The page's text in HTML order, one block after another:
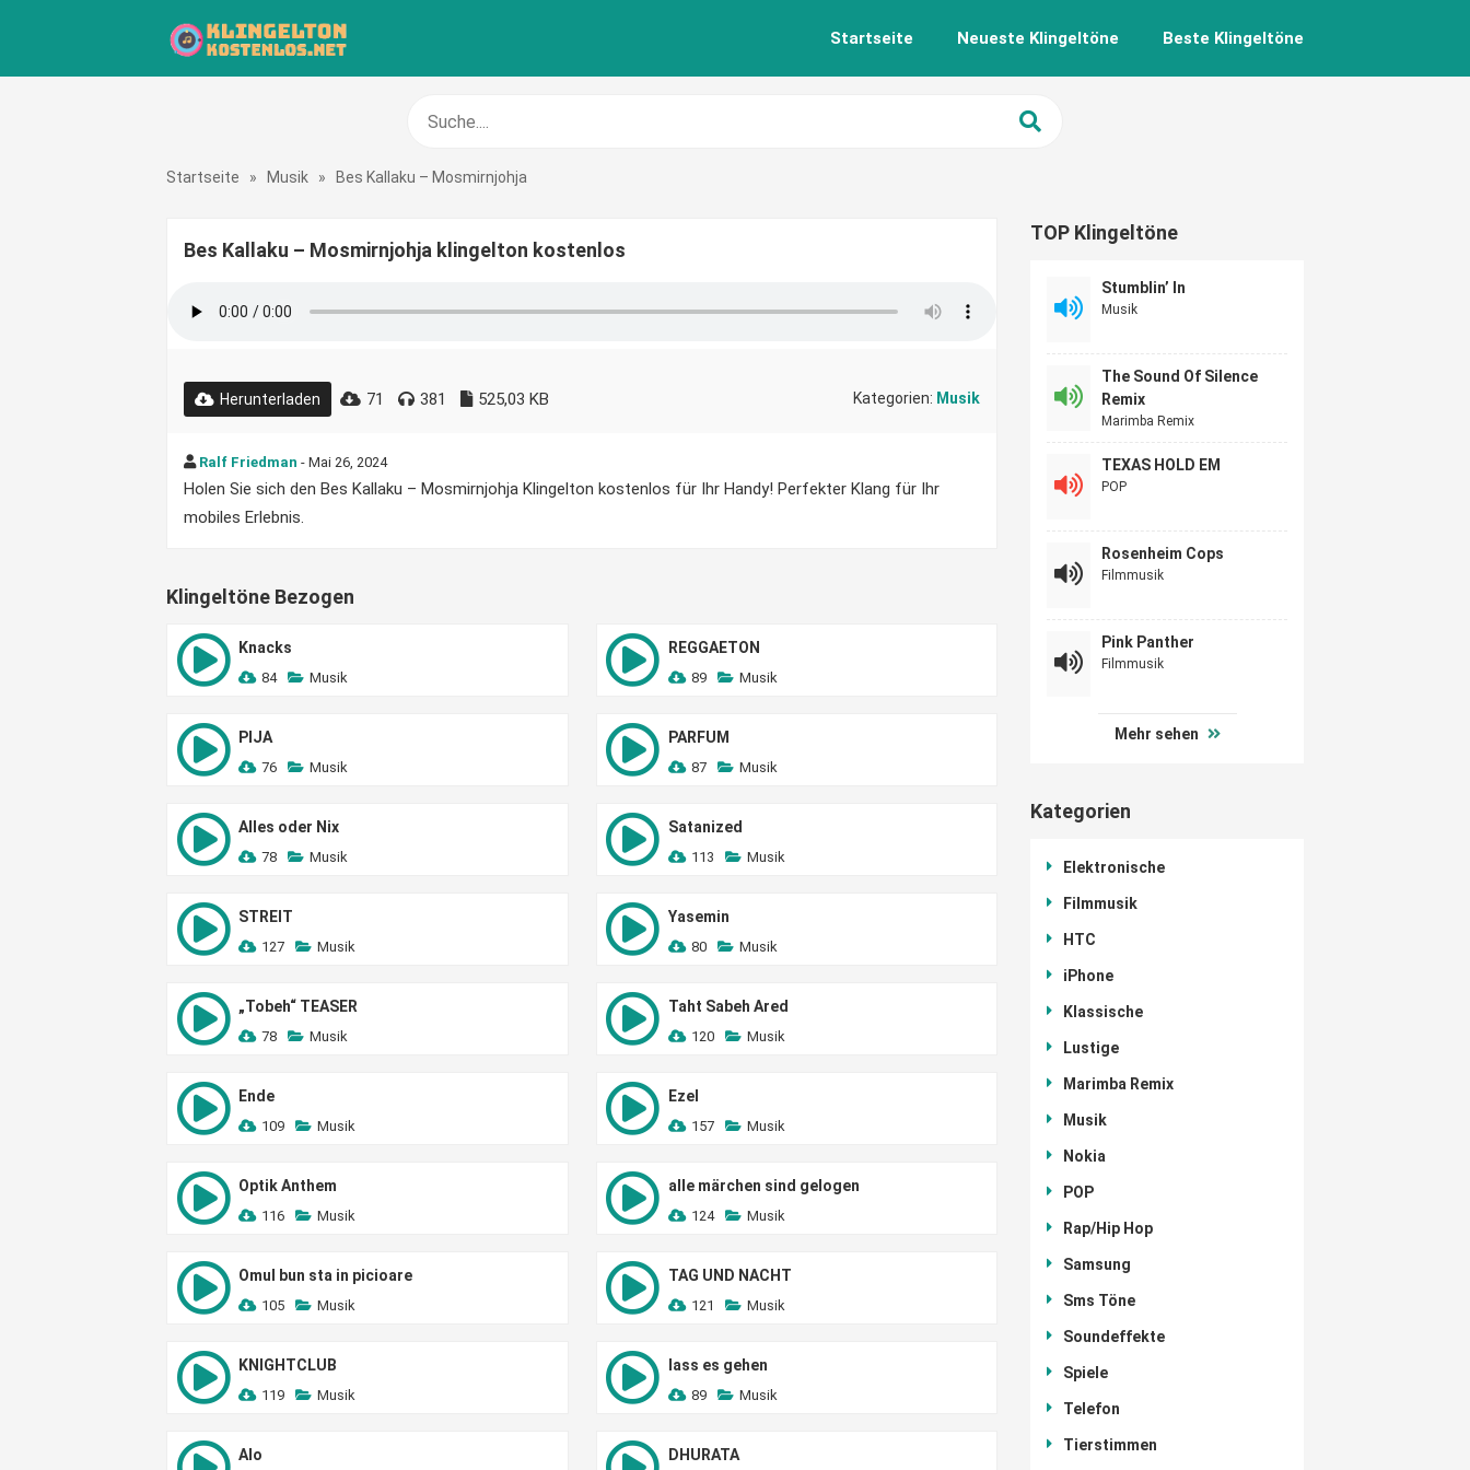
Startseite Neueste Klingeltöne Beste Klingeltöne
Startseite » Musik » Bes Kallaku – Mosmirnjohja
Bes Kallaku – Mosmirnjohja klingelton kostenlos
Herunterladen 71 381 525,03 KB Kategorien: Musik
Ralf Friedman - Mai 26, 2024
Holen Sie sich den Bes Kallaku – Mosmirnjohja Klingelton kostenlos für Ihr Handy! Perfekter Klang für Ihr
mobiles Erlebnis.
Klingeltöne Bezogen
Knacks
84 Musik
REGGAETON
89 Musik
PIJA
76 Musik
PARFUM
87 Musik
Alles oder Nix
78 Musik
Satanized
113 Musik
STREIT
127 Musik
Yasemin
80 Musik
„Tobeh“ TEASER
78 Musik
Taht Sabeh Ared
120 Musik
Ende
109 Musik
Ezel
157 Musik
Optik Anthem
116 Musik
alle märchen sind gelogen
124 Musik
Omul bun sta in picioare
105 Musik
TAG UND NACHT
121 Musik
KNIGHTCLUB
119 Musik
lass es gehen
89 Musik
Alo DHURATA
TOP Klingeltöne
Stumblin’ In
Musik
The Sound Of Silence
Remix
Marimba Remix
TEXAS HOLD EM
POP
Rosenheim Cops
Filmmusik
Pink Panther
Filmmusik
Mehr sehen
Kategorien
Elektronische
Filmmusik
HTC
iPhone
Klassische
Lustige
Marimba Remix
Musik
Nokia
POP
Rap/Hip Hop
Samsung
Sms Töne
Soundeffekte
Spiele
Telefon
Tierstimmen